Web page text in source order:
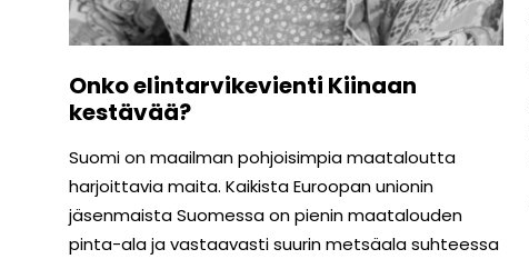
Onko elintarvikevienti Kiinaan
kestävää?
Suomi on maailman pohjoisimpia maataloutta
harjoittavia maita. Kaikista Euroopan unionin
jäsenmaista Suomessa on pienin maatalouden
pinta-ala ja vastaavasti suurin metsäala suhteessa